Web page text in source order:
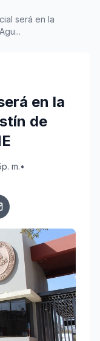
será en la
en la
de
m.•